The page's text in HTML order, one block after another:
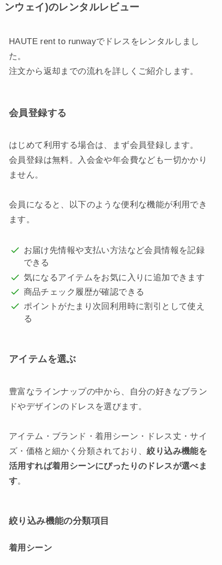
ンウェイ)のレンタルレビュー
HAUTE rent to runwayでドレスをレンタルしまし
た。
注文から返却までの流れを詳しくご紹介します。
会員登録する
はじめて利用する場合は、まず会員登録します。
会員登録は無料。入会金や年会費なども一切かかり
ません。
会員になると、以下のような便利な機能が利用でき
ます。
お届け先情報や支払い方法など会員情報を記録
できる
気になるアイテムをお気に入りに追加できます
商品チェック履歴が確認できる
ポイントがたまり次回利用時に割引として使え
る
アイテムを選ぶ
豊富なラインナップの中から、自分の好きなブラン
ドやデザインのドレスを選びます。
アイテム・ブランド・着用シーン・ドレス丈・サイ
ズ・価格と細かく分類されており、絞り込み機能を
活用すれば着用シーンにぴったりのドレスが選べま
す。
絞り込み機能の分類項目
着用シーン